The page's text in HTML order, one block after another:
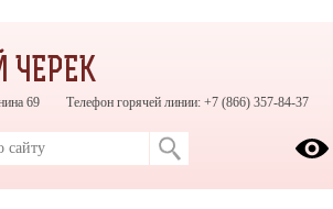
ЧЕРЕК
69 Телефон горячей линии: +7 (866) 357-84-37